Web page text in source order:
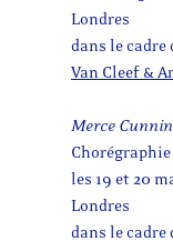
Londres
dans le cadre
Van Cleef &
Merce
les 19 et 20
Londres
dans le cadre